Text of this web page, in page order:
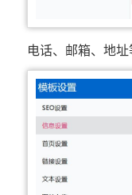
电话、邮箱、地